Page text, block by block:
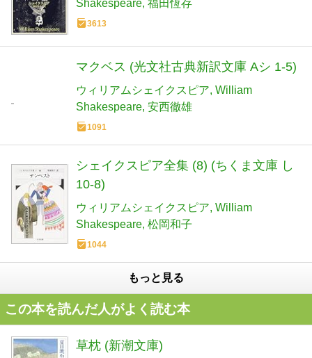
Shakespeare 福田恆存
3613
マクベス (光文社古典新訳文庫 Aシ 1-5)
ウィリアムシェイクスピア William
Shakespeare 安西徹雄
1091
シェイクスピア全集 (8) (ちくま文庫 し
10-8)
ウィリアムシェイクスピア William
Shakespeare 松岡和子
1044
もっと見る
この本を読んだ人がよく読む本
草枕 (新潮文庫)